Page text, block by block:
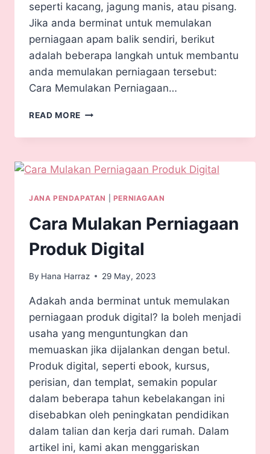
seperti kacang, jagung manis, atau pisang.
Jika anda berminat untuk memulakan
perniagaan apam balik sendiri, berikut
adalah beberapa langkah untuk membantu
anda memulakan perniagaan tersebut:
Cara Memulakan Perniagaan…
READ MORE
JANA PENDAPATAN PERNIAGAAN
Cara Mulakan Perniagaan
Produk Digital
By Hana Harraz 29 May, 2023
Adakah anda berminat untuk memulakan
perniagaan produk digital? Ia boleh menjadi
usaha yang menguntungkan dan
memuaskan jika dijalankan dengan betul.
Produk digital, seperti ebook, kursus,
perisian, dan templat, semakin popular
dalam beberapa tahun kebelakangan ini
disebabkan oleh peningkatan pendidikan
dalam talian dan kerja dari rumah. Dalam
artikel ini, kami akan menggariskan